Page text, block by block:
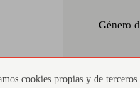
Género
Material
cookies propias y de